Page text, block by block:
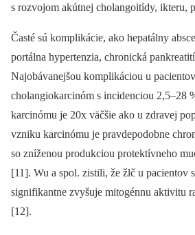
s rozvojom akútnej cholangoitídy, ikteru,
Časté sú komplikácie, ako hepatálny
portálna hypertenzia, chronická
Najobávanejšou komplikáciou u
cholangiokarcinóm s incidenciou 2,5–28
karcinómu je 20x väčšie ako u zdravej
vzniku karcinómu je pravdepodobne
so zníženou produkciou protektívneho
[11]. Wu a spol. zistili, že žlč u pacientov
signifikantne zvyšuje mitogénnu aktivitu
[12].